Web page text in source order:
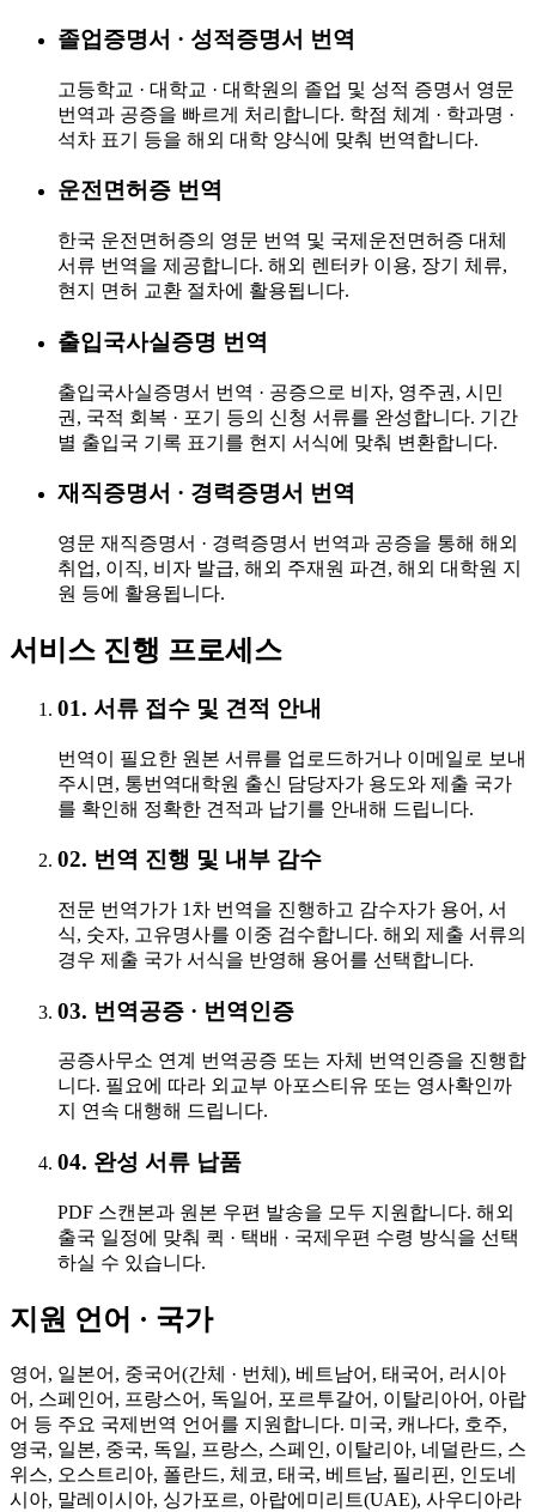
졸업증명서 · 성적증명서 번역
고등학교 · 대학교 · 대학원의 졸업 및 성적 증명서 영문
번역과 공증을 빠르게 처리합니다. 학점 체계 · 학과명 ·
석차 표기 등을 해외 대학 양식에 맞춰 번역합니다.
운전면허증 번역
한국 운전면허증의 영문 번역 및 국제운전면허증 대체
서류 번역을 제공합니다. 해외 렌터카 이용, 장기 체류,
현지 면허 교환 절차에 활용됩니다.
출입국사실증명 번역
출입국사실증명서 번역 · 공증으로 비자, 영주권, 시민
권, 국적 회복 · 포기 등의 신청 서류를 완성합니다. 기간
별 출입국 기록 표기를 현지 서식에 맞춰 변환합니다.
재직증명서 · 경력증명서 번역
영문 재직증명서 · 경력증명서 번역과 공증을 통해 해외
취업, 이직, 비자 발급, 해외 주재원 파견, 해외 대학원 지
원 등에 활용됩니다.
서비스 진행 프로세스
01. 서류 접수 및 견적 안내
번역이 필요한 원본 서류를 업로드하거나 이메일로 보내
주시면, 통번역대학원 출신 담당자가 용도와 제출 국가
를 확인해 정확한 견적과 납기를 안내해 드립니다.
02. 번역 진행 및 내부 감수
전문 번역가가 1차 번역을 진행하고 감수자가 용어, 서
식, 숫자, 고유명사를 이중 검수합니다. 해외 제출 서류의
경우 제출 국가 서식을 반영해 용어를 선택합니다.
03. 번역공증 · 번역인증
공증사무소 연계 번역공증 또는 자체 번역인증을 진행합
니다. 필요에 따라 외교부 아포스티유 또는 영사확인까
지 연속 대행해 드립니다.
04. 완성 서류 납품
PDF 스캔본과 원본 우편 발송을 모두 지원합니다. 해외
출국 일정에 맞춰 퀵 · 택배 · 국제우편 수령 방식을 선택
하실 수 있습니다.
지원 언어 · 국가
영어, 일본어, 중국어(간체 · 번체), 베트남어, 태국어, 러시아
어, 스페인어, 프랑스어, 독일어, 포르투갈어, 이탈리아어, 아랍
어 등 주요 국제번역 언어를 지원합니다. 미국, 캐나다, 호주,
영국, 일본, 중국, 독일, 프랑스, 스페인, 이탈리아, 네덜란드, 스
위스, 오스트리아, 폴란드, 체코, 태국, 베트남, 필리핀, 인도네
시아, 말레이시아, 싱가포르, 아랍에미리트(UAE), 사우디아라